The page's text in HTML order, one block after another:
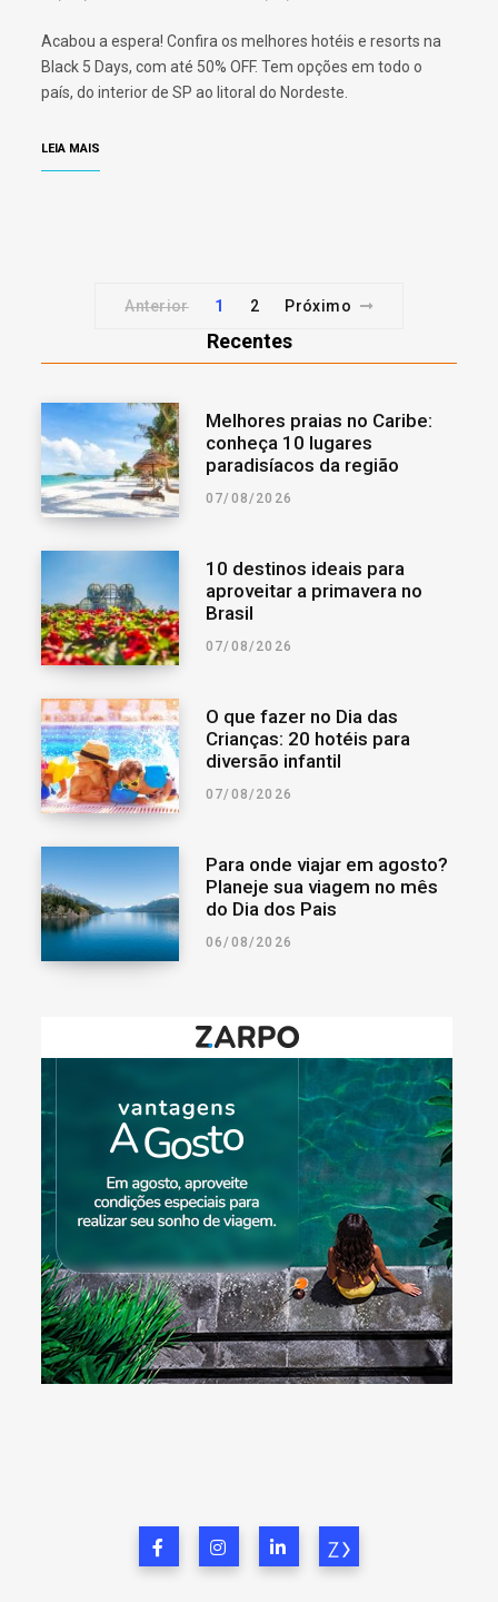
Acabou a espera! Confira os melhores hotéis e resorts na
Black 5 Days, com até 50% OFF. Tem opções em todo o
país, do interior de SP ao litoral do Nordeste.
LEIA MAIS
Anterior 1 2 Próximo
Recentes
Melhores praias no Caribe:
conheça 10 lugares
paradisíacos da região
07/08/2026
10 destinos ideais para
aproveitar a primavera no
Brasil
07/08/2026
O que fazer no Dia das
Crianças: 20 hotéis para
diversão infantil
07/08/2026
Para onde viajar em agosto?
Planeje sua viagem no mês
do Dia dos Pais
06/08/2026